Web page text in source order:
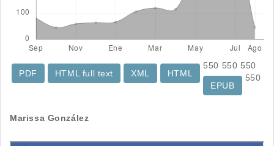
550
PDF
550
HTML full text
XML
550
HTML
550
EPUB
Contenido
principal
Marissa González